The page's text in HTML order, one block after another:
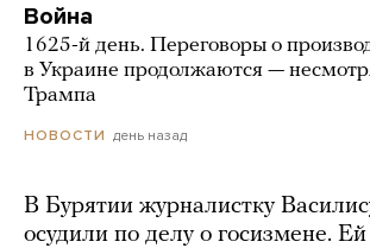
Война
1625-й день. Переговоры о
в Украине продолжаются —
Трампа
НОВОСТИ день назад
В Бурятии журналистку
осудили по делу о госизмене.